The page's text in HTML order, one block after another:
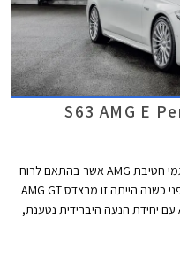
מרצדס ממשיכה בהשקת הדור החדש של דגמי חטיבת AMG אשר בהתאם לרוח
הימים מצוידים ביחידות הנעה מחושמלות. לפני כשנה הייתה זו מרצדס AMG GT
סדאן שהייתה למכונית הראשונה מבית AMG עם יחידת הנעה היברידית נטענת,